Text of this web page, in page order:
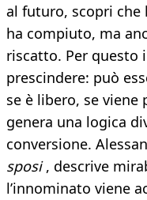
al futuro, scopri che
ha compiuto, ma
riscatto. Per questo
prescindere: può
se è libero, se viene
genera una logica
conversione.
sposi, descrive
l’innominato viene